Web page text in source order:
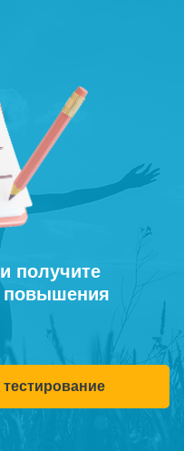
получите
повышения